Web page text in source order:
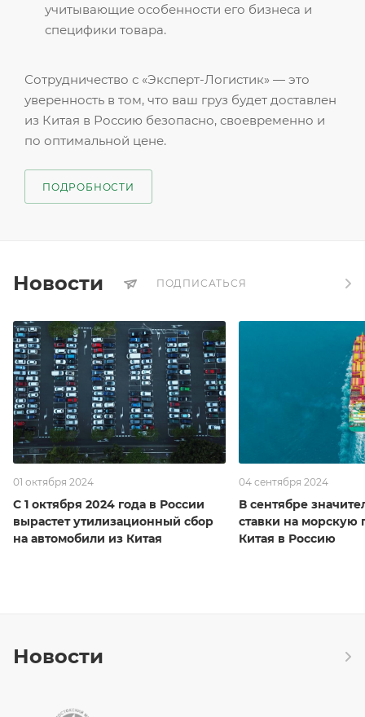
учитывающие особенности его бизнеса и
специфики товара.
Сотрудничество с «Эксперт-Логистик» — это
уверенность в том, что ваш груз будет доставлен
из Китая в Россию безопасно, своевременно и
по оптимальной цене.
ПОДРОБНОСТИ
Новости ПОДПИСАТЬСЯ
01 октября 2024
С 1 октября 2024 года в России
вырастет утилизационный сбор
на автомобили из Китая
04 сентября 2024
В сентябре
ставки на морскую
Китая в Россию
Новости